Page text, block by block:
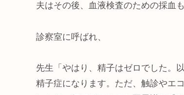
夫はその後、血液検査のための採血
診察室に呼ばれ、
先生「やはり、精子はゼロでした。
精子症になります。ただ、触診やエ